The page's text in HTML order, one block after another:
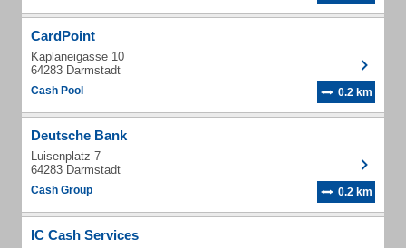
CardPoint
Kaplaneigasse 10
64283 Darmstadt
Cash Pool 0.2 km
Deutsche Bank
Luisenplatz 7
64283 Darmstadt
Cash Group 0.2 km
IC Cash Services